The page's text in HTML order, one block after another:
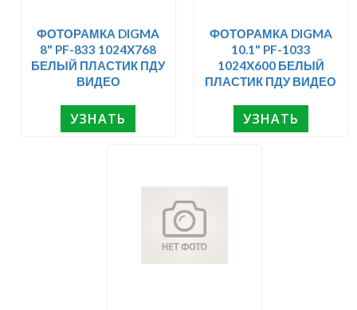
ФОТОРАМКА DIGMA
8" PF-833 1024X768
БЕЛЫЙ ПЛАСТИК ПДУ
ВИДЕО
УЗНАТЬ
ФОТОРАМКА DIGMA
10.1" PF-1033
1024X600 БЕЛЫЙ
ПЛАСТИК ПДУ ВИДЕО
УЗНАТЬ